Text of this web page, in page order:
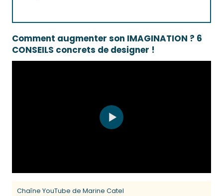
Comment augmenter son IMAGINATION ? 6
CONSEILS concrets de designer !
Chaîne YouTube de Marine Catel